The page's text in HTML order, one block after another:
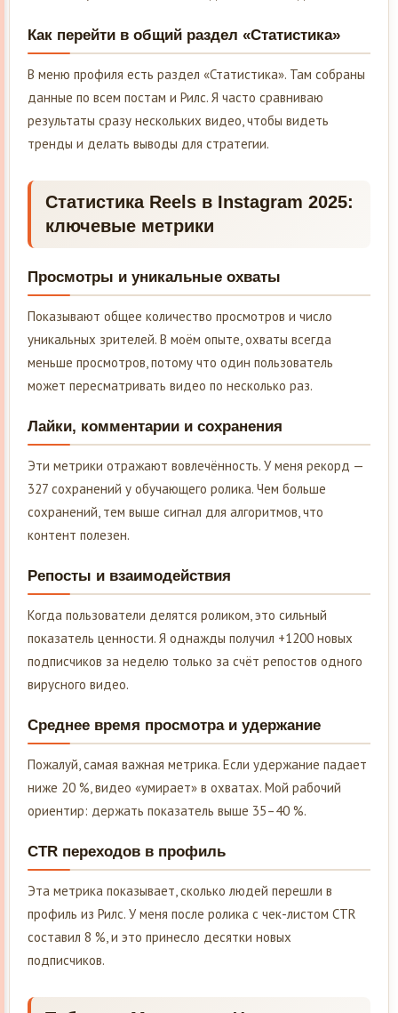
Как перейти в общий раздел «Статистика»
В меню профиля есть раздел «Статистика». Там собраны
данные по всем постам и Рилс. Я часто сравниваю
результаты сразу нескольких видео, чтобы видеть
тренды и делать выводы для стратегии.
Статистика Reels в Instagram 2025:
ключевые метрики
Просмотры и уникальные охваты
Показывают общее количество просмотров и число
уникальных зрителей. В моём опыте, охваты всегда
меньше просмотров, потому что один пользователь
может пересматривать видео по несколько раз.
Лайки, комментарии и сохранения
Эти метрики отражают вовлечённость. У меня рекорд —
327 сохранений у обучающего ролика. Чем больше
сохранений, тем выше сигнал для алгоритмов, что
контент полезен.
Репосты и взаимодействия
Когда пользователи делятся роликом, это сильный
показатель ценности. Я однажды получил +1200 новых
подписчиков за неделю только за счёт репостов одного
вирусного видео.
Среднее время просмотра и удержание
Пожалуй, самая важная метрика. Если удержание падает
ниже 20 %, видео «умирает» в охватах. Мой рабочий
ориентир: держать показатель выше 35–40 %.
CTR переходов в профиль
Эта метрика показывает, сколько людей перешли в
профиль из Рилс. У меня после ролика с чек-листом CTR
составил 8 %, и это принесло десятки новых
подписчиков.